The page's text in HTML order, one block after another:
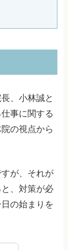
、小林誠と
事に関する
の視点から
が、それが
、対策が必
の始まりを